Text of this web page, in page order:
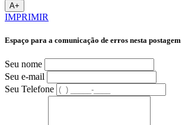
A+
IMPRIMIR
Espaço para a comunicação de erros nesta postagem
Seu nome
Seu e-mail
Seu Telefone